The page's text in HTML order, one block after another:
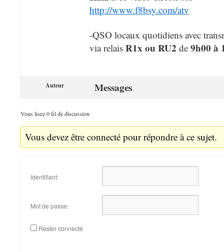
http://www.f8bsy.com/atv
-QSO locaux quotidiens avec
via relais R1x ou RU2 de 9h00 à
Auteur Messages
Vous lisez 0 fil de discussion
Vous devez être connecté pour répondre à ce sujet.
Identifiant:
Mot de passe:
Rester connecté